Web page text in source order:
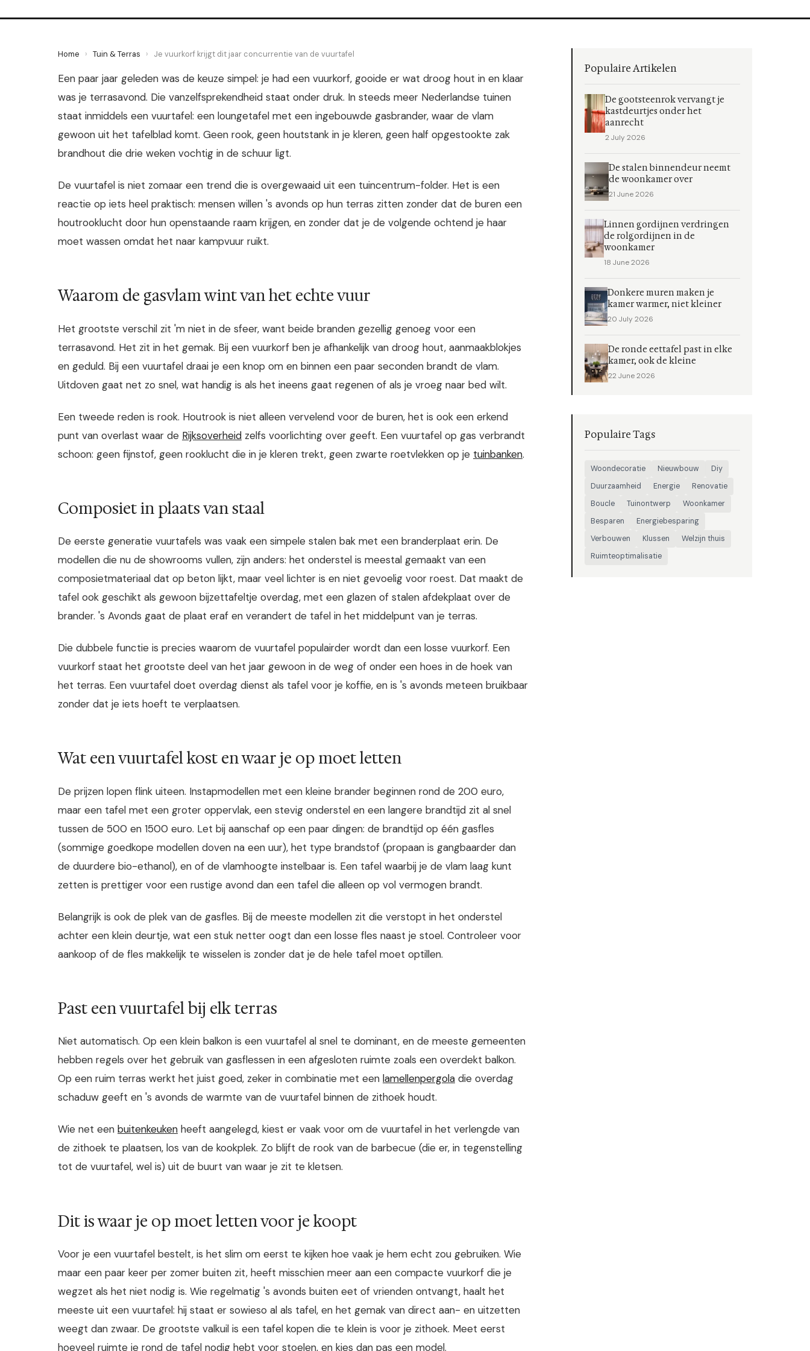
Home › Tuin & Terras › Je vuurkorf krijgt dit jaar concurrentie van de vuurtafel
Een paar jaar geleden was de keuze simpel: je had een vuurkorf, gooide er wat droog hout in en klaar
was je terrasavond. Die vanzelfsprekendheid staat onder druk. In steeds meer Nederlandse tuinen
staat inmiddels een vuurtafel: een loungetafel met een ingebouwde gasbrander, waar de vlam
gewoon uit het tafelblad komt. Geen rook, geen houtstank in je kleren, geen half opgestookte zak
brandhout die drie weken vochtig in de schuur ligt.
De vuurtafel is niet zomaar een trend die is overgewaaid uit een tuincentrum-folder. Het is een
reactie op iets heel praktisch: mensen willen 's avonds op hun terras zitten zonder dat de buren een
houtrooklucht door hun openstaande raam krijgen, en zonder dat je de volgende ochtend je haar
moet wassen omdat het naar kampvuur ruikt.
Waarom de gasvlam wint van het echte vuur
Het grootste verschil zit 'm niet in de sfeer, want beide branden gezellig genoeg voor een
terrasavond. Het zit in het gemak. Bij een vuurkorf ben je afhankelijk van droog hout, aanmaakblokjes
en geduld. Bij een vuurtafel draai je een knop om en binnen een paar seconden brandt de vlam.
Uitdoven gaat net zo snel, wat handig is als het ineens gaat regenen of als je vroeg naar bed wilt.
Een tweede reden is rook. Houtrook is niet alleen vervelend voor de buren, het is ook een erkend
punt van overlast waar de Rijksoverheid zelfs voorlichting over geeft. Een vuurtafel op gas verbrandt
schoon: geen fijnstof, geen rooklucht die in je kleren trekt, geen zwarte roetvlekken op je tuinbanken.
Composiet in plaats van staal
De eerste generatie vuurtafels was vaak een simpele stalen bak met een branderplaat erin. De
modellen die nu de showrooms vullen, zijn anders: het onderstel is meestal gemaakt van een
composietmateriaal dat op beton lijkt, maar veel lichter is en niet gevoelig voor roest. Dat maakt de
tafel ook geschikt als gewoon bijzettafeltje overdag, met een glazen of stalen afdekplaat over de
brander. 's Avonds gaat de plaat eraf en verandert de tafel in het middelpunt van je terras.
Die dubbele functie is precies waarom de vuurtafel populairder wordt dan een losse vuurkorf. Een
vuurkorf staat het grootste deel van het jaar gewoon in de weg of onder een hoes in de hoek van
het terras. Een vuurtafel doet overdag dienst als tafel voor je koffie, en is 's avonds meteen bruikbaar
zonder dat je iets hoeft te verplaatsen.
Wat een vuurtafel kost en waar je op moet letten
De prijzen lopen flink uiteen. Instapmodellen met een kleine brander beginnen rond de 200 euro,
maar een tafel met een groter oppervlak, een stevig onderstel en een langere brandtijd zit al snel
tussen de 500 en 1500 euro. Let bij aanschaf op een paar dingen: de brandtijd op één gasfles
(sommige goedkope modellen doven na een uur), het type brandstof (propaan is gangbaarder dan
de duurdere bio-ethanol), en of de vlamhoogte instelbaar is. Een tafel waarbij je de vlam laag kunt
zetten is prettiger voor een rustige avond dan een tafel die alleen op vol vermogen brandt.
Belangrijk is ook de plek van de gasfles. Bij de meeste modellen zit die verstopt in het onderstel
achter een klein deurtje, wat een stuk netter oogt dan een losse fles naast je stoel. Controleer voor
aankoop of de fles makkelijk te wisselen is zonder dat je de hele tafel moet optillen.
Past een vuurtafel bij elk terras
Niet automatisch. Op een klein balkon is een vuurtafel al snel te dominant, en de meeste gemeenten
hebben regels over het gebruik van gasflessen in een afgesloten ruimte zoals een overdekt balkon.
Op een ruim terras werkt het juist goed, zeker in combinatie met een lamellenpergola die overdag
schaduw geeft en 's avonds de warmte van de vuurtafel binnen de zithoek houdt.
Wie net een buitenkeuken heeft aangelegd, kiest er vaak voor om de vuurtafel in het verlengde van
de zithoek te plaatsen, los van de kookplek. Zo blijft de rook van de barbecue (die er, in tegenstelling
tot de vuurtafel, wel is) uit de buurt van waar je zit te kletsen.
Dit is waar je op moet letten voor je koopt
Voor je een vuurtafel bestelt, is het slim om eerst te kijken hoe vaak je hem echt zou gebruiken. Wie
maar een paar keer per zomer buiten zit, heeft misschien meer aan een compacte vuurkorf die je
wegzet als het niet nodig is. Wie regelmatig 's avonds buiten eet of vrienden ontvangt, haalt het
meeste uit een vuurtafel: hij staat er sowieso al als tafel, en het gemak van direct aan- en uitzetten
weegt dan zwaar. De grootste valkuil is een tafel kopen die te klein is voor je zithoek. Meet eerst
hoeveel ruimte je rond de tafel nodig hebt voor stoelen, en kies dan pas een model.
Populaire Artikelen
De gootsteenrok vervangt je
kastdeurtjes onder het
aanrecht
2 July 2026
De stalen binnendeur neemt
de woonkamer over
21 June 2026
Linnen gordijnen verdringen
de rolgordijnen in de
woonkamer
18 June 2026
Donkere muren maken je
kamer warmer, niet kleiner
20 July 2026
De ronde eettafel past in elke
kamer, ook de kleine
22 June 2026
Populaire Tags
Woondecoratie Nieuwbouw
Diy
Duurzaamheid
Energie
Renovatie
Boucle
Tuinontwerp
Woonkamer
Besparen
Energiebesparing
Verbouwen
Klussen
Welzijn thuis
Ruimteoptimalisatie